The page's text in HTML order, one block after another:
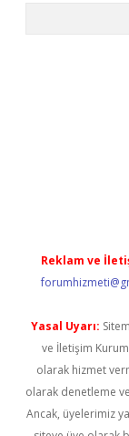
Reklam ve
Yasal Uyarı:
ve İletişim
olarak hizmet
olarak denetleme
Ancak, üyelerimiz